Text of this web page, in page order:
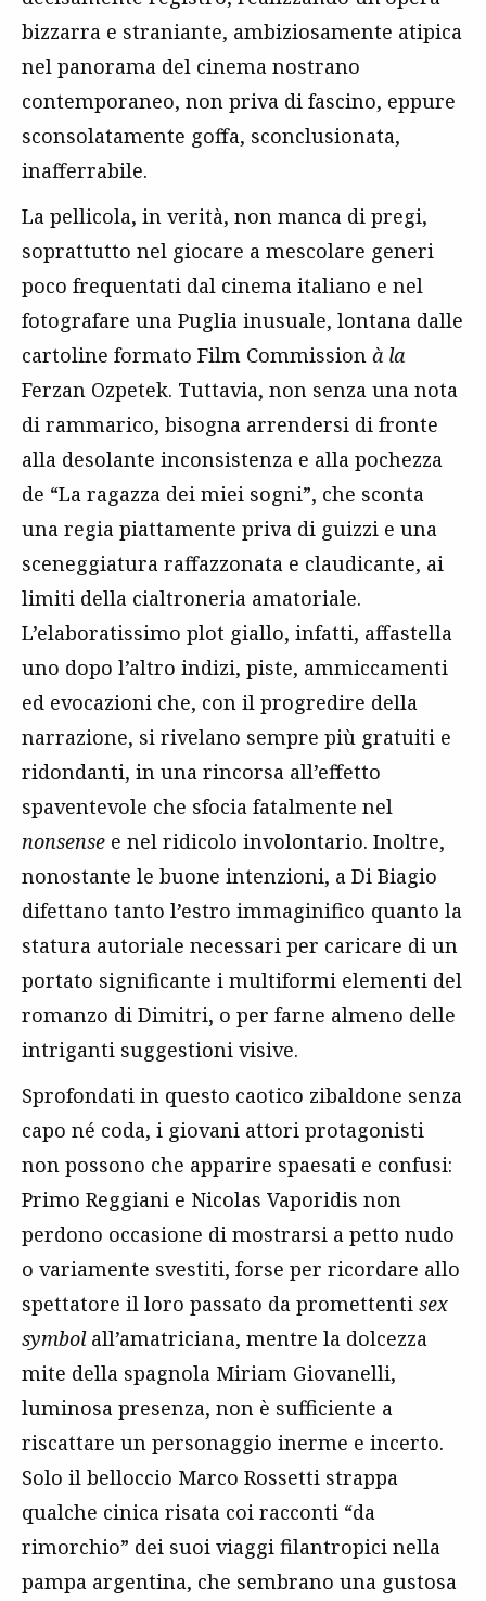
bizzarra e straniante, ambiziosamente atipica
nel panorama del cinema nostrano
contemporaneo, non priva di fascino, eppure
sconsolatamente goffa, sconclusionata,
inafferrabile.
La pellicola, in verità, non manca di pregi,
soprattutto nel giocare a mescolare generi
poco frequentati dal cinema italiano e nel
fotografare una Puglia inusuale, lontana dalle
cartoline formato Film Commission à la
Ferzan Ozpetek. Tuttavia, non senza una nota
di rammarico, bisogna arrendersi di fronte
alla desolante inconsistenza e alla pochezza
de “La ragazza dei miei sogni”, che sconta
una regia piattamente priva di guizzi e una
sceneggiatura raffazzonata e claudicante, ai
limiti della cialtroneria amatoriale.
L’elaboratissimo plot giallo, infatti, affastella
uno dopo l’altro indizi, piste, ammiccamenti
ed evocazioni che, con il progredire della
narrazione, si rivelano sempre più gratuiti e
ridondanti, in una rincorsa all’effetto
spaventevole che sfocia fatalmente nel
nonsense e nel ridicolo involontario. Inoltre,
nonostante le buone intenzioni, a Di Biagio
difettano tanto l’estro immaginifico quanto la
statura autoriale necessari per caricare di un
portato significante i multiformi elementi del
romanzo di Dimitri, o per farne almeno delle
intriganti suggestioni visive.
Sprofondati in questo caotico zibaldone senza
capo né coda, i giovani attori protagonisti
non possono che apparire spaesati e confusi:
Primo Reggiani e Nicolas Vaporidis non
perdono occasione di mostrarsi a petto nudo
o variamente svestiti, forse per ricordare allo
spettatore il loro passato da promettenti sex
symbolall’amatriciana, mentre la dolcezza
mite della spagnola Miriam Giovanelli,
luminosa presenza, non è sufficiente a
riscattare un personaggio inerme e incerto.
Solo il belloccio Marco Rossetti strappa
qualche cinica risata coi racconti “da
rimorchio” dei suoi viaggi filantropici nella
pampa argentina, che sembrano una gustosa